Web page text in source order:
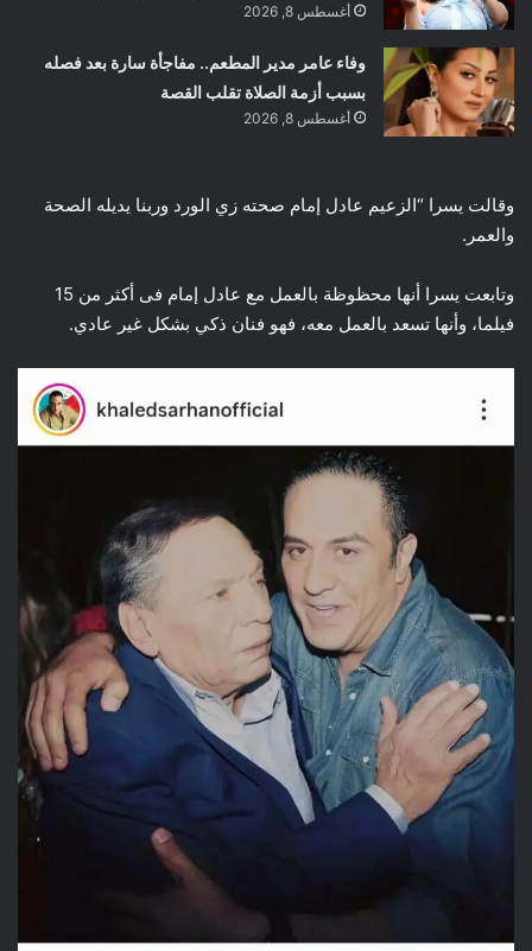
أغسطس 8, 2026
وفاء عامر مدير المطعم.. مفاجأة سارة بعد فصله
بسبب أزمة الصلاة تقلب القصة
أغسطس 8, 2026
وقالت يسرا “الزعيم عادل إمام صحته زي الورد وربنا يديله الصحة
والعمر.
وتابعت يسرا أنها محظوظة بالعمل مع عادل إمام فى أكثر من 15
فيلما، وأنها تسعد بالعمل معه، فهو فنان ذكي بشكل غير عادي.